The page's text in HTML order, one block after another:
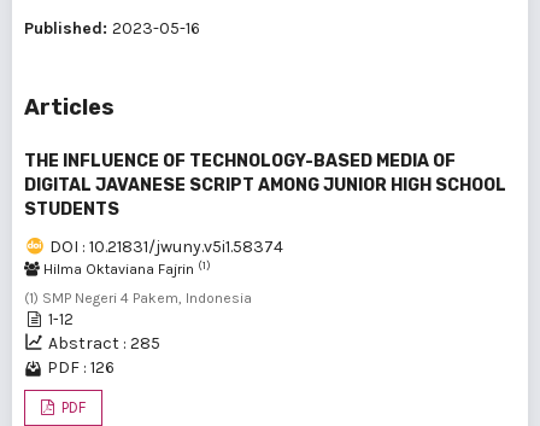
Published: 2023-05-16
Articles
THE INFLUENCE OF TECHNOLOGY-BASED MEDIA OF
DIGITAL JAVANESE SCRIPT AMONG JUNIOR HIGH SCHOOL
STUDENTS
DOI : 10.21831/jwuny.v5i1.58374
Hilma Oktaviana Fajrin (1)
(1) SMP Negeri 4 Pakem, Indonesia
1-12
Abstract : 285
PDF : 126
PDF